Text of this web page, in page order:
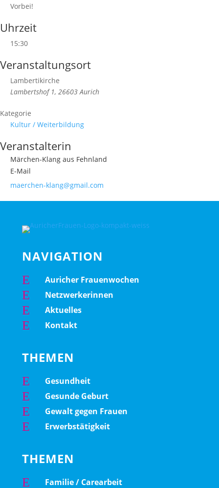
Vorbei!
Uhrzeit
15:30
Veranstaltungsort
Lambertikirche
Lambertshof 1, 26603 Aurich
Kategorie
Kultur / Weiterbildung
Veranstalterin
Märchen-Klang aus Fehnland
E-Mail
maerchen-klang@gmail.com
NAVIGATION
E Auricher Frauenwochen
E Netzwerkerinnen
E Aktuelles
E Kontakt
THEMEN
E Gesundheit
E Gesunde Geburt
E Gewalt gegen Frauen
E Erwerbstätigkeit
THEMEN
E Familie / Carearbeit